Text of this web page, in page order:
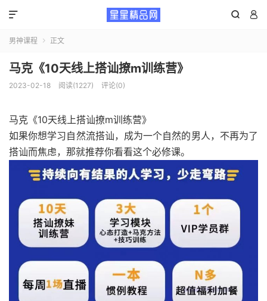
 

男神课程  正文
马克《10天线上搭讪撩m训练营》
2023-02-18 阅读(1227) 评论(0)
马克《10天线上搭讪撩m训练营》
如果你想学习自然流搭讪，成为一个自然的男人，不再为了
搭讪而焦虑，那就推荐你看看这个必修课。